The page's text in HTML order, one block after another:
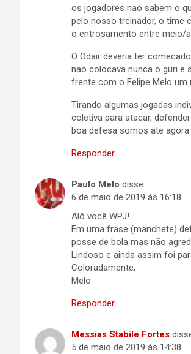
os jogadores nao sabem o
pelo nosso treinador, o time
o entrosamento entre meio/
O Odair deveria ter
nao colocava nunca o guri e
frente com o Felipe Melo
Tirando algumas jogadas
coletiva para atacar,
boa defesa somos ate
Responder
Paulo Melo disse:
6 de maio de 2019 às 16:18
Alô você WPJ!
Em uma frase (manchete)
posse de bola mas não
Lindoso e ainda assim foi
Coloradamente,
Melo
Responder
Messias Stabile Fortes
5 de maio de 2019 às 14:38